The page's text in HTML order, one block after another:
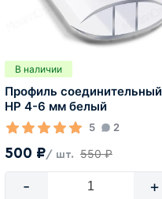
В наличии
Профиль соединительный
HP 4-6 мм белый
5 2
500 ₽/ шт. 550 ₽
- +